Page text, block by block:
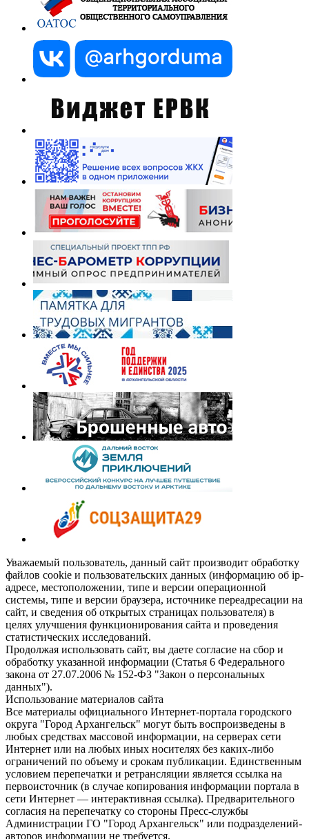
Уважаемый пользователь, данный сайт производит обработку
файлов cookie и пользовательских данных (информацию об ip-
адресе, местоположении, типе и версии операционной
системы, типе и версии браузера, источнике переадресации на
сайт, и сведения об открытых страницах пользователя) в
целях улучшения функционирования сайта и проведения
статистических исследований.
Продолжая использовать сайт, вы даете согласие на сбор и
обработку указанной информации (Статья 6 Федерального
закона от 27.07.2006 № 152-ФЗ "Закон о персональных
данных").
Использование материалов сайта
Все материалы официального Интернет-портала городского
округа "Город Архангельск" могут быть воспроизведены в
любых средствах массовой информации, на серверах сети
Интернет или на любых иных носителях без каких-либо
ограничений по объему и срокам публикации. Единственным
условием перепечатки и ретрансляции является ссылка на
первоисточник (в случае копирования информации портала в
сети Интернет — интерактивная ссылка). Предварительного
согласия на перепечатку со стороны Пресс-службы
Администрации ГО "Город Архангельск" или подразделений-
авторов информации не требуется.